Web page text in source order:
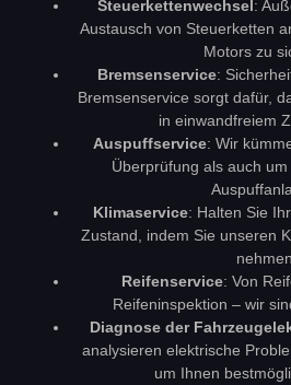
Steuerkettenwechsel:
Austausch von Steuerketten
Motors zu
Bremsenservice:
Bremsenservice sorgt dafür,
in einwandfreiem
Auspuffservice: Wir
Überprüfung als auch
Klimaservice: Halten Sie
Zustand, indem Sie unseren
nehmen.
Reifenservice: Von
Reifeninspektion – wir
Diagnose der
analysieren elektrische
um Ihnen